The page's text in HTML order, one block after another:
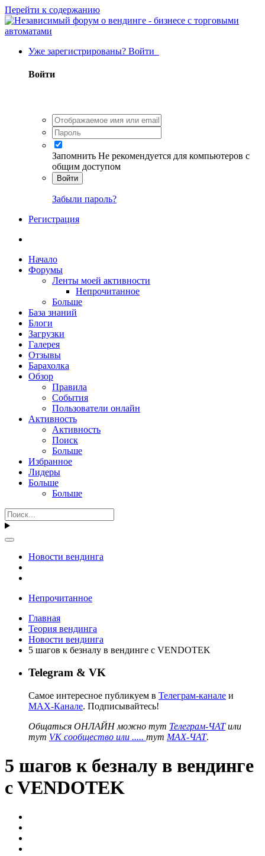
Перейти к содержанию
Уже зарегистрированы? Войти
Войти
Запомнить Не рекомендуется для компьютеров с
общим доступом
Войти
Забыли пароль?
Регистрация
Начало
Форумы
Ленты моей активности
Непрочитанное
Больше
База знаний
Блоги
Загрузки
Галерея
Отзывы
Барахолка
Обзор
Правила
События
Пользователи онлайн
Активность
Активность
Поиск
Больше
Избранное
Лидеры
Больше
Больше
Новости вендинга
Непрочитанное
Главная
Теория вендинга
Новости вендинга
5 шагов к безналу в вендинге c VENDOTEK
Telegram & VK
Самое интересное публикуем в Телеграм-канале и
MAX-Канале. Подписывайтесь!
Общаться ОНЛАЙН можно тут Телеграм-ЧАТили
тут VK сообщество или ..... тут MAX-ЧАТ.
5 шагов к безналу в вендинге
c VENDOTEK